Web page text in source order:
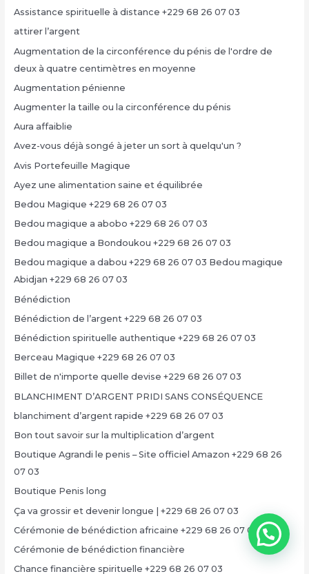
Assistance spirituelle à distance +229 68 26 07 03
attirer l’argent
Augmentation de la circonférence du pénis de l'ordre de
deux à quatre centimètres en moyenne
Augmentation pénienne
Augmenter la taille ou la circonférence du pénis
Aura affaiblie
Avez-vous déjà songé à jeter un sort à quelqu'un ?
Avis Portefeuille Magique
Ayez une alimentation saine et équilibrée
Bedou Magique +229 68 26 07 03
Bedou magique a abobo +229 68 26 07 03
Bedou magique a Bondoukou +229 68 26 07 03
Bedou magique a dabou +229 68 26 07 03 Bedou magique
Abidjan +229 68 26 07 03
Bénédiction
Bénédiction de l’argent +229 68 26 07 03
Bénédiction spirituelle authentique +229 68 26 07 03
Berceau Magique +229 68 26 07 03
Billet de n'importe quelle devise +229 68 26 07 03
BLANCHIMENT D’ARGENT PRIDI SANS CONSÉQUENCE
blanchiment d’argent rapide +229 68 26 07 03
Bon tout savoir sur la multiplication d’argent
Boutique Agrandi le penis – Site officiel Amazon +229 68 26
07 03
Boutique Penis long
Ça va grossir et devenir longue | +229 68 26 07 03
Cérémonie de bénédiction africaine +229 68 26 07 03
Cérémonie de bénédiction financière
Chance financière spirituelle +229 68 26 07 03